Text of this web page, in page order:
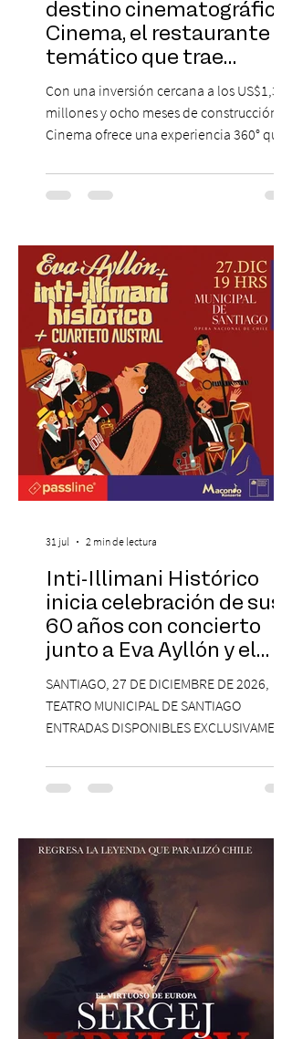
destino cinematográfico:
Cinema, el restaurante
temático que trae
Hollywood a Chile
Con una inversión cercana a los US$1,3
millones y ocho meses de construcción,
Cinema ofrece una experiencia 360° que
cinematográfica y actores en vivo,
recreando algunos de los universos más
una nueva atracción a su oferta
gastronómica y turística con la apertura de
Cinema, un restaurante temático
inspirado en el concepto de un museo de
Hollywood, que promete transportar a sus
visitantes a distintos
Inti-Illimani Histórico
inicia celebración de sus
60 años con concierto
junto a Eva Ayllón y el
Cuarteto Austral en el
Teatro Municipal de
Santiago
SANTIAGO, 27 DE DICIEMBRE DE 2026,
TEATRO MUNICIPAL DE SANTIAGO
ENTRADAS DISPONIBLES EXCLUSIVAMENTE
agrupación ícono de la Nueva Canción
Chilena conmemorará su legado de 60
19:00 horas, en el Teatro Municipal de
Santiago. La celebración reunirá a la
máxima exponente de la música popular
peruana, Eva Ayllón, al Cuarteto Austral y
un repertorio que recorrerá seis décadas
de obras que transformaron l
31 jul 2 min de lectura